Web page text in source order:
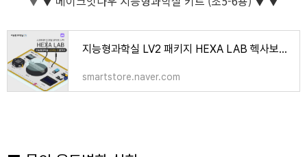
지능형과학실 LV2 패키지 HEXA LAB 헥사보드 level2 초5 초6 데이터 사이언스 : 메이크잇나우
smartstore.naver.com